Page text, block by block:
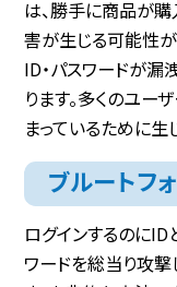
は、勝手に商品が
害が生じる可能性
ID・パスワードが漏
ります。多くのユー
まっているために生
ブルートフ
ログインするのにID
ワードを総当り攻